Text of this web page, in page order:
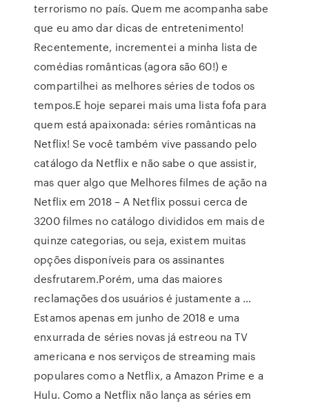
terrorismo no país. Quem me acompanha sabe
que eu amo dar dicas de entretenimento!
Recentemente, incrementei a minha lista de
comédias românticas (agora são 60!) e
compartilhei as melhores séries de todos os
tempos.E hoje separei mais uma lista fofa para
quem está apaixonada: séries românticas na
Netflix! Se você também vive passando pelo
catálogo da Netflix e não sabe o que assistir,
mas quer algo que Melhores filmes de ação na
Netflix em 2018 – A Netflix possui cerca de
3200 filmes no catálogo divididos em mais de
quinze categorias, ou seja, existem muitas
opções disponíveis para os assinantes
desfrutarem.Porém, uma das maiores
reclamações dos usuários é justamente a …
Estamos apenas em junho de 2018 e uma
enxurrada de séries novas já estreou na TV
americana e nos serviços de streaming mais
populares como a Netflix, a Amazon Prime e a
Hulu. Como a Netflix não lança as séries em